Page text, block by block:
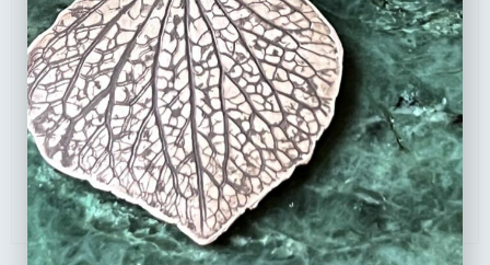
Collier aux empreintes de feuille de Sauge sur un
anneau en argent recyclé
130€ – 145€